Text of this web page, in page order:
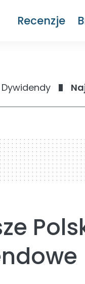
Recenzje
Dywidendy